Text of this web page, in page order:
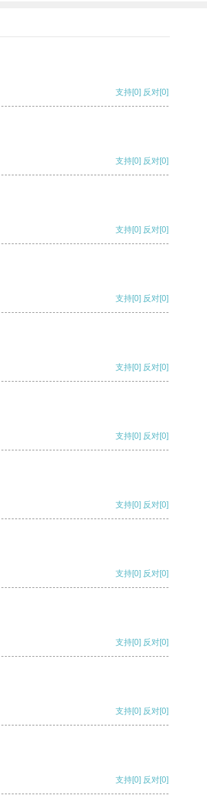
支持[0] 反对[0]
支持[0] 反对[0]
支持[0] 反对[0]
支持[0] 反对[0]
支持[0] 反对[0]
支持[0] 反对[0]
支持[0] 反对[0]
支持[0] 反对[0]
支持[0] 反对[0]
支持[0] 反对[0]
支持[0] 反对[0]